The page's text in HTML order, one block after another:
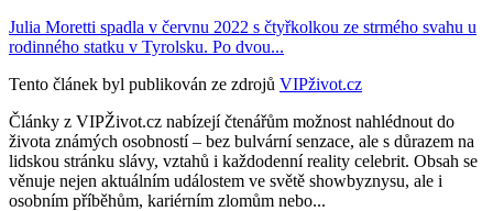
Julia Moretti spadla v červnu 2022 s čtyřkolkou ze strmého svahu u
rodinného statku v Tyrolsku. Po dvou...
Tento článek byl publikován ze zdrojů VIPživot.cz
Články z VIPŽivot.cz nabízejí čtenářům možnost nahlédnout do
života známých osobností – bez bulvární senzace, ale s důrazem na
lidskou stránku slávy, vztahů i každodenní reality celebrit. Obsah se
věnuje nejen aktuálním událostem ve světě showbyznysu, ale i
osobním příběhům, kariérním zlomům nebo...